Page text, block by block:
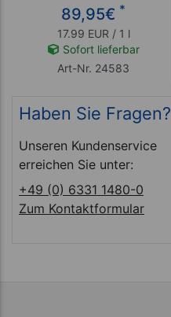
89,95€ *
17.99 EUR / 1 l
Sofort lieferbar
Art-Nr. 24583
Haben Sie Fragen?
Unseren Kundenservice
erreichen Sie unter:
+49 (0) 6331 1480-0
Zum Kontaktformular